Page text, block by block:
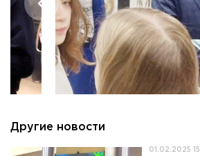
Другие новости
01.02.2025